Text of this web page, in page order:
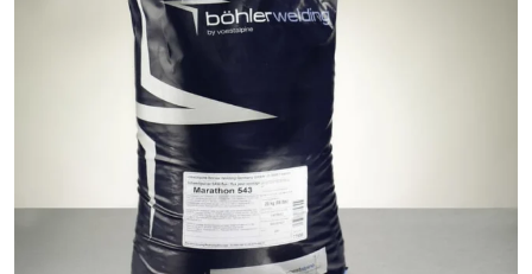
Slitasjeteknikk
Verneutstyr
Industriprodukter